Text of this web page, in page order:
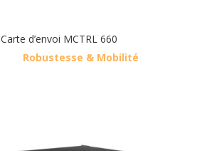
Carte d’envoi MCTRL 660
Robustesse & Mobilité